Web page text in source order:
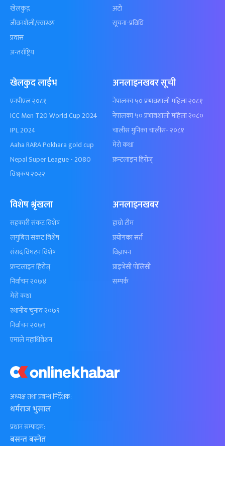
अध्यक्ष तथा प्रबन्ध निर्देशक:
धर्मराज भुसाल
प्रधान सम्पादक:
बसन्त बस्नेत
खेलकुद़़
जीवनशैली/स्वास्थ्य
प्रवास
अन्तर्राष्ट्रिय
अटो
सूचना-प्रविधि
खेलकुद लाईभ
एनपीएल २०८१
ICC Men T20 World Cup 2024
IPL 2024
Aaha RARA Pokhara gold cup
Nepal Super League - 2080
विश्वकप २०२२
अनलाइनखबर सूची
नेपालका ५० प्रभावशाली महिला २०८१
नेपालका ५० प्रभावशाली महिला २०८०
चालीस मुनिका चालीस- २०८१
मेरो कथा
फ्रन्टलाइन हिरोज्
विशेष श्रृंखला
सहकारी संकट विशेष
लगुबित्त संकट विशेष
संसद विघटन विशेष
फ्रन्टलाइन हिरोज्
निर्वाचन २०७४
मेरो कथा
स्थानीय चुनाव २०७९
निर्वाचन २०७९
एमाले महाधिवेशन
अनलाइनखबर
हाम्रो टीम
प्रयोगका सर्त
विज्ञापन
प्राइभेसी पोलिसी
सम्पर्क